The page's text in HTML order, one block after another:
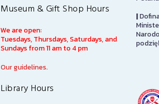
on the first floor. Please stop
in to pay admission here. Also
here you will find items directly
from…
Museum & Gift Shop Hours
We are open:
Tuesdays, Thursdays, Saturdays, and
Sundays from 11 am to 4 pm
Our guidelines.
Library Hours
|